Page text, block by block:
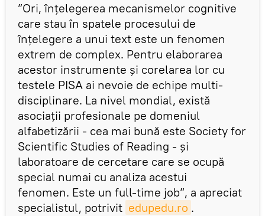
”Ori, înțelegerea mecanismelor cognitive
care stau în spatele procesului de
înțelegere a unui text este un fenomen
extrem de complex. Pentru elaborarea
acestor instrumente și corelarea lor cu
testele PISA ai nevoie de echipe multi-
disciplinare. La nivel mondial, există
asociații profesionale pe domeniul
alfabetizării - cea mai bună este Society for
Scientific Studies of Reading - și
laboratoare de cercetare care se ocupă
special numai cu analiza acestui
fenomen. Este un full-time job”, a apreciat
specialistul, potrivit edupedu.ro .